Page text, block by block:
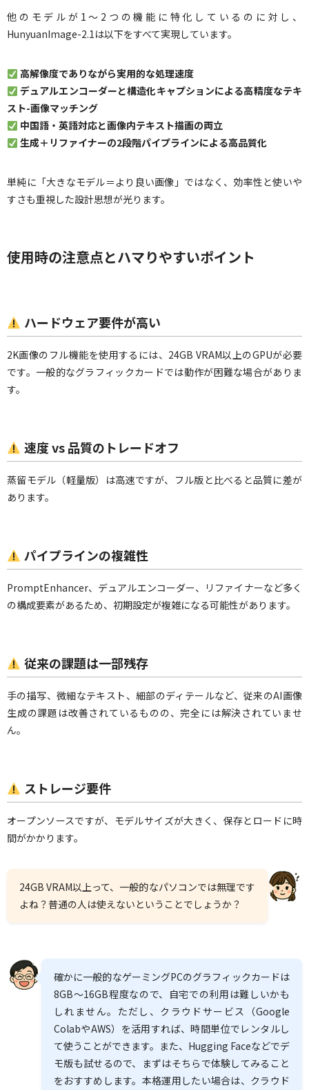
他のモデルが1〜2つの機能に特化しているのに対し、
HunyuanImage-2.1は以下をすべて実現しています。
高解像度でありながら実用的な処理速度
デュアルエンコーダーと構造化キャプションによる高精度なテキ
スト-画像マッチング
中国語・英語対応と画像内テキスト描画の両立
生成＋リファイナーの2段階パイプラインによる高品質化
単純に「大きなモデル＝より良い画像」ではなく、効率性と使いや
すさも重視した設計思想が光ります。
使用時の注意点とハマりやすいポイント
ハードウェア要件が高い
2K画像のフル機能を使用するには、24GB VRAM以上のGPUが必要
です。一般的なグラフィックカードでは動作が困難な場合がありま
す。
速度 vs 品質のトレードオフ
蒸留モデル（軽量版）は高速ですが、フル版と比べると品質に差が
あります。
パイプラインの複雑性
PromptEnhancer、デュアルエンコーダー、リファイナーなど多く
の構成要素があるため、初期設定が複雑になる可能性があります。
従来の課題は一部残存
手の描写、微細なテキスト、細部のディテールなど、従来のAI画像
生成の課題は改善されているものの、完全には解決されていませ
ん。
ストレージ要件
オープンソースですが、モデルサイズが大きく、保存とロードに時
間がかかります。
24GB VRAM以上って、一般的なパソコンでは無理です
よね？普通の人は使えないということでしょうか？
確かに一般的なゲーミングPCのグラフィックカードは
8GB〜16GB程度なので、自宅での利用は難しいかも
しれません。ただし、クラウドサービス（Google
ColabやAWS）を活用すれば、時間単位でレンタルし
て使うことができます。また、Hugging Faceなどでデ
モ版も試せるので、まずはそちらで体験してみること
をおすすめします。本格運用したい場合は、クラウド